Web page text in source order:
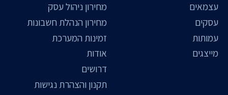
מחירון ניהול עסק
מחירון הנהלת חשבונות
זמינות המערכת
אודות
דרושים
תקנון והצהרת נגישות
עצמאים
עסקים
עמותות
מייצגים